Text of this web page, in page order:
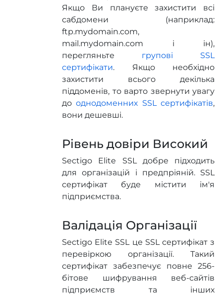
Якщо Ви плануєте захистити всі
сабдомени (наприклад:
ftp.mydomain.com,
mail.mydomain.com і ін),
перегляньте групові SSL
сертифікати. Якщо необхідно
захистити всього декілька
піддоменів, то варто звернути увагу
дооднодоменних SSL сертифікатів,
вони дешевші.
Рівень довіри Високий
Sectigo Elite SSL добре підходить
для організацій і предпріяній. SSL
сертифікат буде містити ім'я
підприємства.
Валідація Організації
Sectigo Elite SSL це SSL сертифікат з
перевіркою організації. Такий
сертифікат забезпечує повне 256-
бітове шифрування веб-сайтів
підприємств та інших